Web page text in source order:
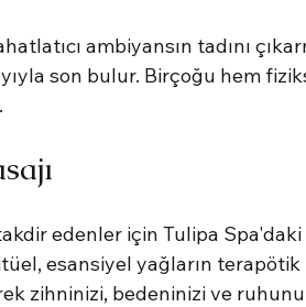
ambiyansın tadını
son bulur. Birçoğu hem
edenler için Tulipa Spa'daki
esansiyel yağların terapötik
zihninizi, bedeninizi ve